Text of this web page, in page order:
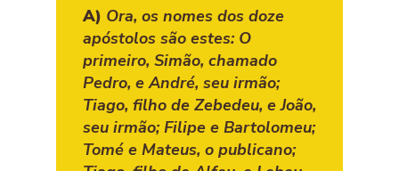
A) Ora, os nomes dos doze
apóstolos são estes: O
primeiro, Simão, chamado
Pedro, e André, seu irmão;
Tiago, filho de Zebedeu, e João,
seu irmão; Filipe e Bartolomeu;
Tomé e Mateus, o publicano;